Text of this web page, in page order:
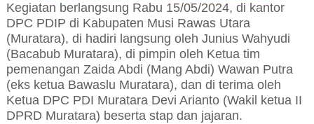
Kegiatan berlangsung Rabu 15/05/2024, di kantor
DPC PDIP di Kabupaten Musi Rawas Utara
(Muratara), di hadiri langsung oleh Junius Wahyudi
(Bacabub Muratara), di pimpin oleh Ketua tim
pemenangan Zaida Abdi (Mang Abdi) Wawan Putra
(eks ketua Bawaslu Muratara), dan di terima oleh
Ketua DPC PDI Muratara Devi Arianto (Wakil ketua II
DPRD Muratara) beserta stap dan jajaran.